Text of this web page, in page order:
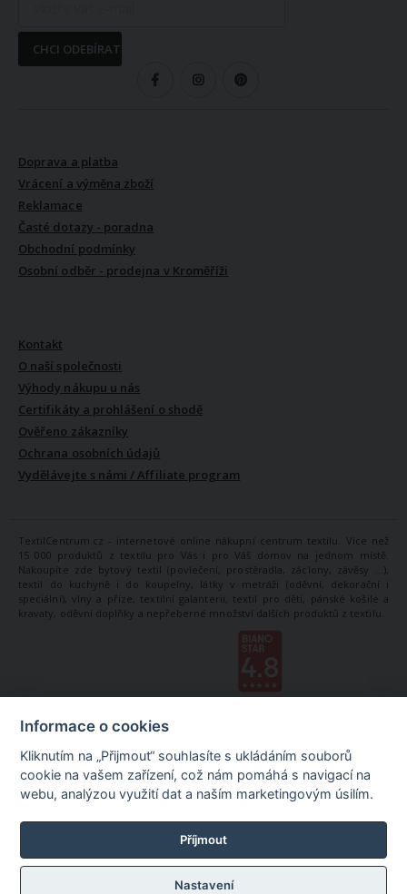
CHCI ODEBÍRAT
Doprava a platba
Vrácení a výměna zboží
Reklamace
Časté dotazy - poradna
Obchodní podmínky
Osobní odběr - prodejna v Kroměříži
Kontakt
O naší společnosti
Výhody nákupu u nás
Certifikáty a prohlášení o shodě
Ověřeno zákazníky
Ochrana osobních údajů
Vydělávejte s námi / Affiliate program
TextilCentrum.cz - internetové online nákupní centrum textilu. Více než
15 000 produktů z textilu pro Vás i pro Váš domov na jednom místě.
Nakoupíte zde bytový textil (povlečení, prostěradla, záclony, závěsy ...),
textil do kuchyně i do koupelny, látky v metráži (oděvní, dekorační i
speciální), vlny a příze, textilní galanterii, textil pro děti, pánské košile a
kravaty, oděvní doplňky a nepřeberné množství dalších produktů z textilu.
Informace o cookies
Kliknutím na „Přijmout“ souhlasíte s ukládáním souborů
cookie na vašem zařízení, což nám pomáhá s navigací na
webu, analýzou využití dat a naším marketingovým úsilím.
Příjmout
Nastavení